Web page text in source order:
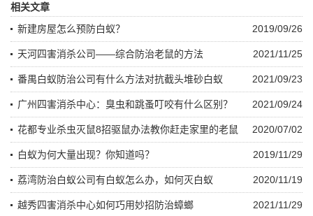
相关文章
2019/09/26
新建房屋怎么预防白蚁？
2021/11/25
天河四害消杀公司——综合防治老鼠的方法
2021/09/23
番禺白蚁防治公司有什么方法对抗截头堆砂白蚁
2021/09/24
广州四害消杀中心：臭虫和跳蚤叮咬有什么区别？
2020/07/02
花都专业杀虫灭鼠8招驱鼠办法教你赶走家里的老鼠
2019/11/29
白蚁为何大量出现？你知道吗？
2020/11/19
荔湾防治白蚁公司有白蚁怎么办，如何灭白蚁
2021/11/29
越秀四害消杀中心如何巧用妙招防治蟑螂